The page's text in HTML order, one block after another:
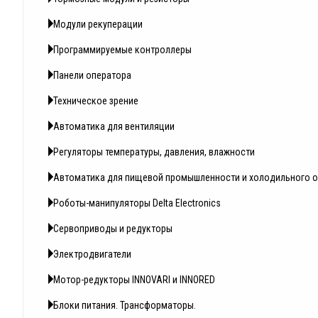
Модули рекуперации
Программируемые контроллеры
Панели оператора
Техническое зрение
Автоматика для вентиляции
Регуляторы температуры, давления, влажности
Автоматика для пищевой промышленности и холодильного
Роботы-манипуляторы Delta Electronics
Сервоприводы и редукторы
Электродвигатели
Мотор-редукторы INNOVARI и INNORED
Блоки питания. Трансформаторы.